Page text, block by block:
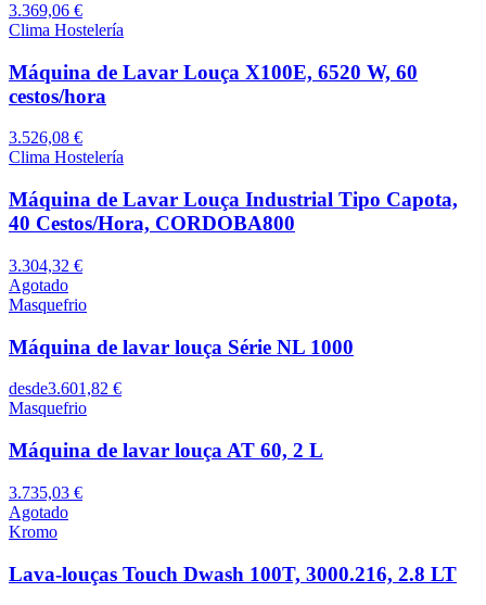
3.369,06 €
Clima Hostelería
Máquina de Lavar Louça X100E, 6520 W, 60
cestos/hora
3.526,08 €
Clima Hostelería
Máquina de Lavar Louça Industrial Tipo Capota,
40 Cestos/Hora, CORDOBA800
3.304,32 €
Agotado
Masquefrio
Máquina de lavar louça Série NL 1000
desde3.601,82 €
Masquefrio
Máquina de lavar louça AT 60, 2 L
3.735,03 €
Agotado
Kromo
Lava-louças Touch Dwash 100T, 3000.216, 2.8 LT